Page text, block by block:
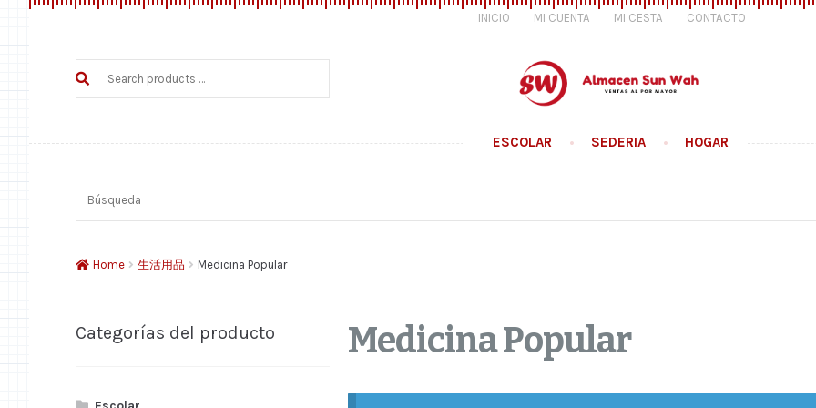
INICIO MI CUENTA MI CESTA CONTACTO
products
ESCOLAR SEDERIA HOGAR
Home 生活用品 Medicina Popular
Medicina Popular
Categorías del producto